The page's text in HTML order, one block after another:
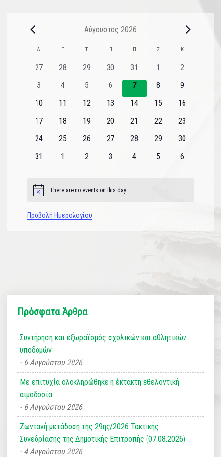
Αύγουστος 2026
Ημερολόγιο
του
Εκδηλώσεις
Δ Τ Τ Π Π Σ Κ
0
27
0
28
0
29
0
εκδηλώσεις
30
0
εκδηλώσεις
31
01
0
2
0
3
0
4
0
εκδηλώσεις
5
0
εκδηλώσεις
6
0
εκδηλώσεις
7
0
8
0
9
0
10
0
11
0
12
0
13
0
14
0
15
0
16
0
17
0
18
0
19
0
20
0
21
0
22
0
23
0
24
0
25
0
26
0
27
0
28
0
29
0
30
0
31
0
1
0
2
0
3
0
4
0
5
0
6
Notice There are no events on this day.
Προβολή Ημερολογίου
Πρόσφατα Άρθρα
Συντήρηση και εξωραϊσμός σχολικών και αθλητικών
υποδομών
6 Αυγούστου 2026
Με επιτυχία ολοκληρώθηκε η έκτακτη εθελοντική
αιμοδοσία
6 Αυγούστου 2026
Ζωντανή μετάδοση της 29ης/2026 Τακτικής
Συνεδρίασης της Δημοτικής Επιτροπής (07.08.2026)
4 Αυγούστου 2026